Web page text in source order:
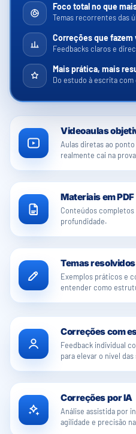
Videoaulas
Aulas diretas ao
realmente cai na
Materiais em PDF
Conteúdos
profundidade.
Temas resolvidos
Exemplos práticos e
entender como
Foco total no que
Temas recorrentes das
Correções que
Feedbacks claros e
Mais prática, mais
Do estudo à escrita
Correções com
Feedback individual
para elevar o nível
Correções por IA
Análise assistida por
agilidade e precisão